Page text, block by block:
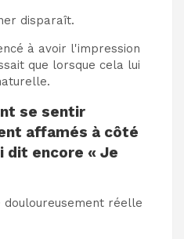
disparaît.
à avoir l'impression
que lorsque cela lui
se sentir
affamés à côté
dit encore « Je
réelle